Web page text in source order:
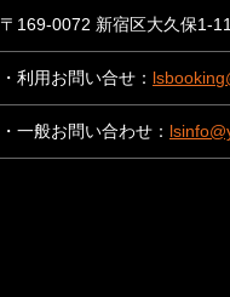
〒169-0072 新宿区大久保1-
・利用お問い合せ：
・一般お問い合わせ：